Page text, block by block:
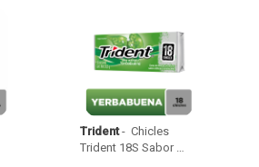
Trident - Chicles
Trident 18S Sabor